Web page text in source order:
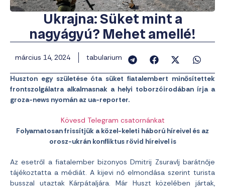
Ukrajna: Süket mint a
nagyágyú? Mehet amellé!
március 14, 2024 tabularium
Huszton egy születése óta süket fiatalembert minősítettek
frontszolgálatra alkalmasnak a helyi toborzóirodában írja a
groza-news nyomán az ua-reporter.
Kövesd Telegram csatornánkat
Folyamatosan frissítjük a közel-keleti háború híreivel és az
orosz-ukrán konfliktus rövid híreivel is
Az esetről a fiatalember bizonyos Dmitrij Zsuravlj barátnője
tájékoztatta a médiát. A kijevi nő elmondása szerint turista
busszal utaztak Kárpátaljára. Már Huszt közelében jártak,